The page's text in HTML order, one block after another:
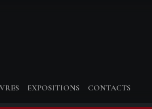
EXPOSITIONS CONTACTS